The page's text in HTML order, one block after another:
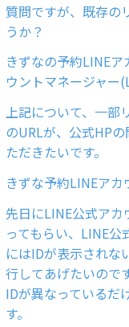
質問ですが、既存の
うか？
きずなの予約LINE
ウントマネージャー
上記について、一部
のURLが、公式HP
ただきたいです。
きずな予約LINEアカ
先日にLINE公式ア
ってもらい、LINE
にはIDが表示されな
行してあげたいので
IDが異なっているだ
す。